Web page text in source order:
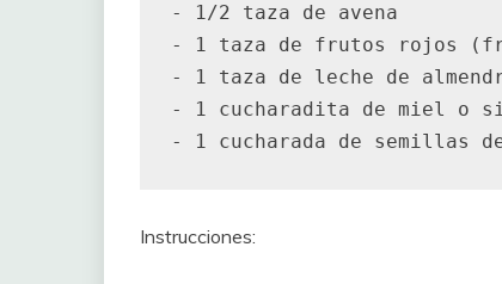
- 1/2 taza de avena
- 1 taza de frutos rojos
- 1 taza de leche de
- 1 cucharadita de miel o
Instrucciones: